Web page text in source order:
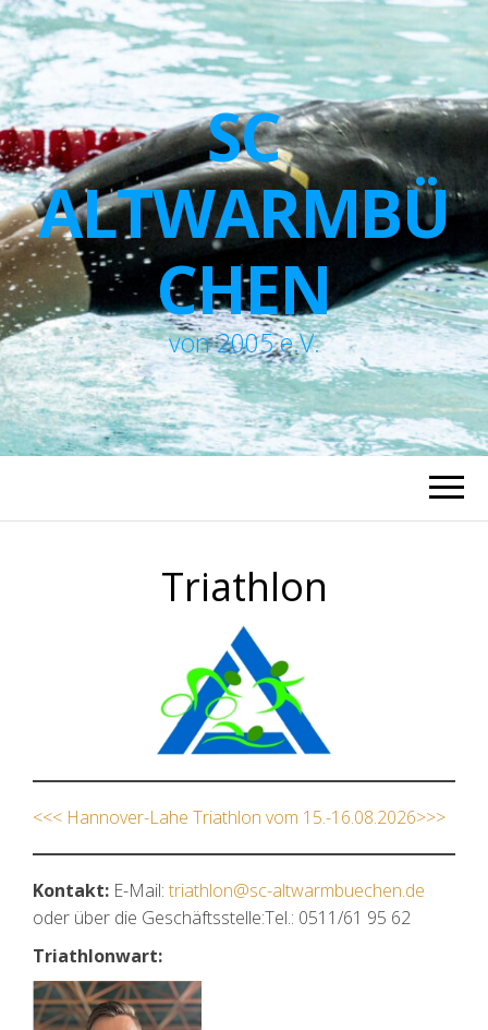
SC
ALTWARMBÜ
CHEN
von 2005 e.V.
Triathlon
<<< Hannover-Lahe Triathlon vom 15.-16.08.2026>>>
Kontakt: E-Mail: triathlon@sc-altwarmbuechen.de
oder über die Geschäftsstelle:Tel.: 0511/61 95 62
Triathlonwart: